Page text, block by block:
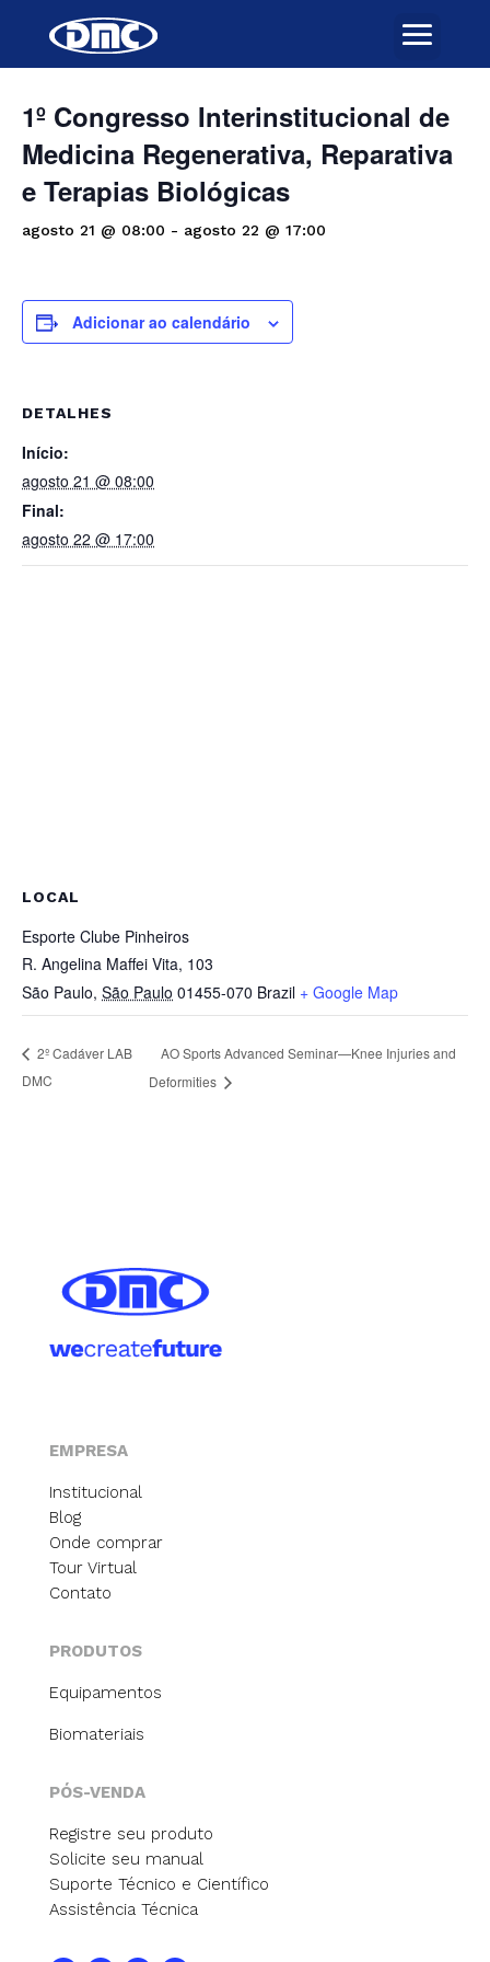
« Todos Eventos
1º Congresso Interinstitucional de
Medicina Regenerativa, Reparativa
e Terapias Biológicas
agosto 21 @ 08:00 - agosto 22 @ 17:00
Adicionar ao calendário
DETALHES
Início:
agosto 21 @ 08:00
Final:
agosto 22 @ 17:00
LOCAL
Esporte Clube Pinheiros
R. Angelina Maffei Vita, 103
São Paulo, São Paulo 01455-070 Brazil + Google Map
2º Cadáver LAB
DMC
AO Sports Advanced Seminar—Knee Injuries and
Deformities
EMPRESA
Institucional
Blog
Onde comprar
Tour Virtual
Contato
PRODUTOS
Equipamentos
Biomateriais
PÓS-VENDA
Registre seu produto
Solicite seu manual
Suporte Técnico e Científico
Assistência Técnica